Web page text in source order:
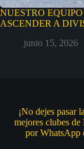
NUESTRO
ASCENDER A
junio 15, 2026
¡No dejes pasar
mejores clubes
por WhatsApp